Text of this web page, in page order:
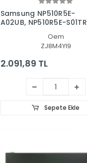
Samsung NP510R5E-
A02UB, NP510R5E-S01TR
Oem
ZJ8M4YI9
2.091,89 TL
Sepete Ekle